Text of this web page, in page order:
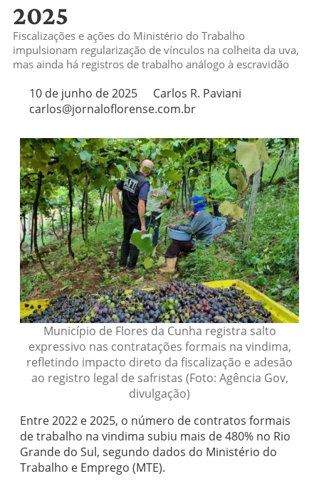
2025
Fiscalizações e ações do Ministério do Trabalho
impulsionam regularização de vínculos na colheita da uva,
mas ainda há registros de trabalho análogo à escravidão
10 de junho de 2025
Carlos R. Paviani
carlos@jornaloflorense.com.br
Município de Flores da Cunha registra salto
expressivo nas contratações formais na vindima,
refletindo impacto direto da fiscalização e adesão
ao registro legal de safristas (Foto: Agência Gov,
divulgação)
Entre 2022 e 2025, o número de contratos formais
de trabalho na vindima subiu mais de 480% no Rio
Grande do Sul, segundo dados do Ministério do
Trabalho e Emprego (MTE).